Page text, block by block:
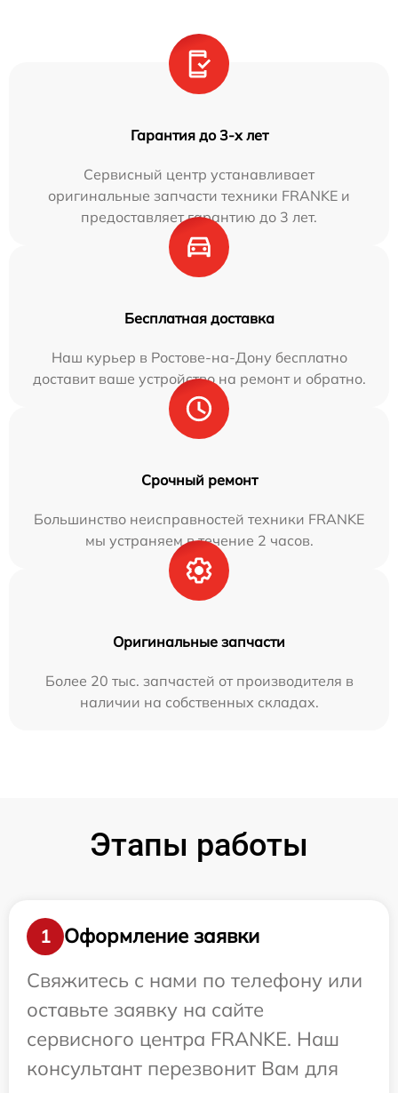
Гарантия до 3-х лет
Сервисный центр устанавливает
оригинальные запчасти техники FRANKE и
предоставляет гарантию до 3 лет.
Бесплатная доставка
Наш курьер в Ростове-на-Дону бесплатно
доставит ваше устройство на ремонт и обратно.
Срочный ремонт
Большинство неисправностей техники FRANKE
мы устраняем в течение 2 часов.
Оригинальные запчасти
Более 20 тыс. запчастей от производителя в
наличии на собственных складах.
Этапы работы
1
Оформление заявки
Свяжитесь с нами по телефону или
оставьте заявку на сайте
сервисного центра FRANKE. Наш
консультант перезвонит Вам для